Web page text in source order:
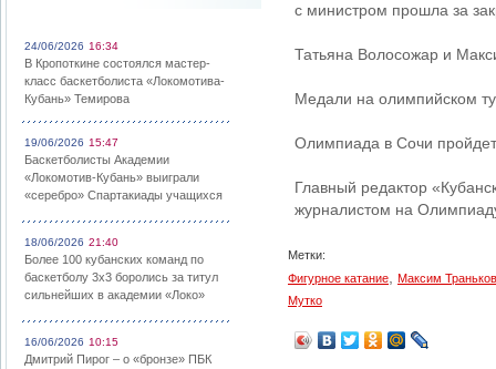
24/06/2026 16:34
В Кропоткине состоялся мастер-
класс баскетболиста «Локомотива-
Кубань» Темирова
19/06/2026 15:47
Баскетболисты Академии
«Локомотив-Кубань» выиграли
«серебро» Спартакиады учащихся
18/06/2026 21:40
Более 100 кубанских команд по
баскетболу 3х3 боролись за титул
сильнейших в академии «Локо»
16/06/2026 10:15
Дмитрий Пирог – о «бронзе» ПБК
с министром прошла за
Татьяна Волосожар и
Медали на олимпийском
Олимпиада в Сочи
Главный редактор
журналистом на
Метки:
Фигурное катание
Максим Траньков
Мутко